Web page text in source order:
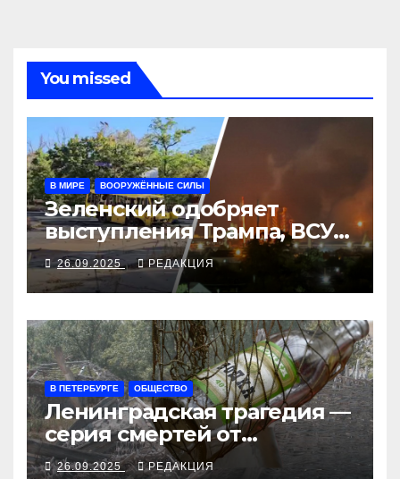
You missed
В МИРЕ ВООРУЖЁННЫЕ СИЛЫ
Зеленский одобряет
выступления Трампа, ВСУ
закрыли Добропольский
рубеж
26.09.2025 РЕДАКЦИЯ
В ПЕТЕРБУРГЕ ОБЩЕСТВО
Ленинградская трагедия —
серия смертей от
алкосуррогата
26.09.2025 РЕДАКЦИЯ